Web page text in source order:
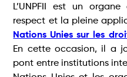
L’UNPFII est un
respect et la pleine
Nations Unies sur les
En cette occasion, il a
pont entre institutions